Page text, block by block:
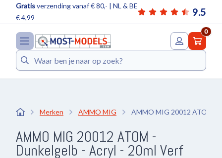
9.5
Gratisverzending vanaf € 80,- | NL & BE
€ 4,99
0
Zoeken
Merken AMMO MIG AMMO MIG 20012 ATOM -
AMMO MIG 20012 ATOM -
Dunkelgelb - Acryl - 20ml Verf